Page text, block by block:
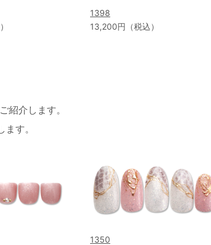
1398
13,200円（税込）
紹介します。
す。
1350